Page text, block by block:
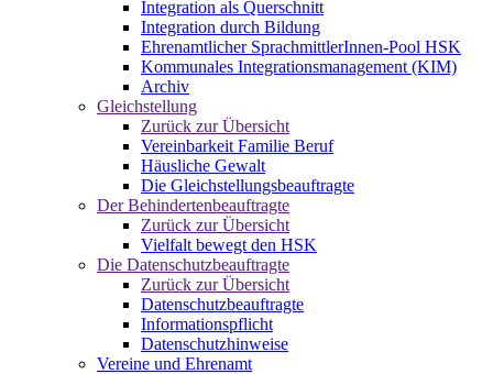
Integration als Querschnitt
Integration durch Bildung
Ehrenamtlicher SprachmittlerInnen-Pool HSK
Kommunales Integrationsmanagement (KIM)
Archiv
Gleichstellung
Zurück zur Übersicht
Vereinbarkeit Familie Beruf
Häusliche Gewalt
Die Gleichstellungsbeauftragte
Der Behindertenbeauftragte
Zurück zur Übersicht
Vielfalt bewegt den HSK
Die Datenschutzbeauftragte
Zurück zur Übersicht
Datenschutzbeauftragte
Informationspflicht
Datenschutzhinweise
Vereine und Ehrenamt